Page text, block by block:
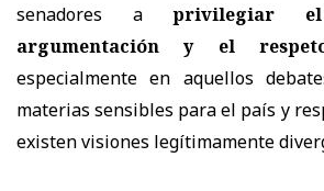
senadores aprivilegiar
argumentación y el
especialmente en aquellos
materias sensibles para el país y
existen visiones legítimamente